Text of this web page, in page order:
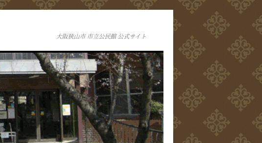
大阪狭山市 市立公民館 公式サイト